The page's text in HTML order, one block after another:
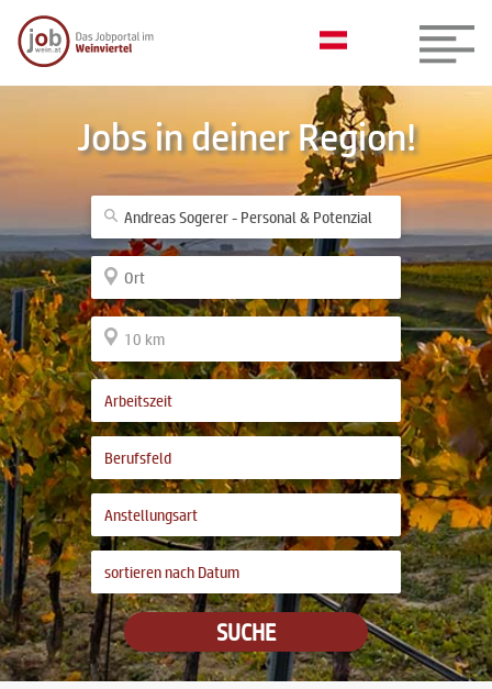
Jobs in deiner Region!
SUCHE